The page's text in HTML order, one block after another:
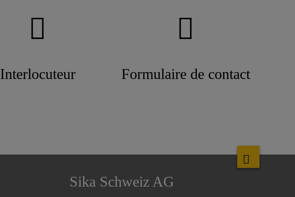
Interlocuteur Formulaire de contact
Sika Schweiz AG